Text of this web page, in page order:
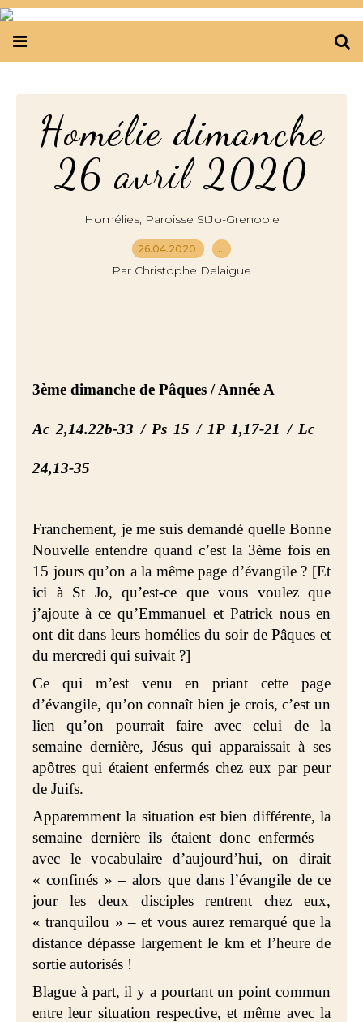
Homélie dimanche
26 avril 2020
Homélies, Paroisse StJo-Grenoble
26.04.2020 …
Par Christophe Delaigue
3ème dimanche de Pâques / Année A
Ac 2,14.22b-33 / Ps 15 / 1P 1,17-21 / Lc
24,13-35
Franchement, je me suis demandé quelle Bonne
Nouvelle entendre quand c’est la 3ème fois en
15 jours qu’on a la même page d’évangile ? [Et
ici à St Jo, qu’est-ce que vous voulez que
j’ajoute à ce qu’Emmanuel et Patrick nous en
ont dit dans leurs homélies du soir de Pâques et
du mercredi qui suivait ?]
Ce qui m’est venu en priant cette page
d’évangile, qu’on connaît bien je crois, c’est un
lien qu’on pourrait faire avec celui de la
semaine dernière, Jésus qui apparaissait à ses
apôtres qui étaient enfermés chez eux par peur
de Juifs.
Apparemment la situation est bien différente, la
semaine dernière ils étaient donc enfermés –
avec le vocabulaire d’aujourd’hui, on dirait
« confinés » – alors que dans l’évangile de ce
jour les deux disciples rentrent chez eux,
« tranquilou » – et vous aurez remarqué que la
distance dépasse largement le km et l’heure de
sortie autorisés !
Blague à part, il y a pourtant un point commun
entre leur situation respective, et même avec la